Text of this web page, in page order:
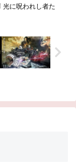
光に呪われし者た